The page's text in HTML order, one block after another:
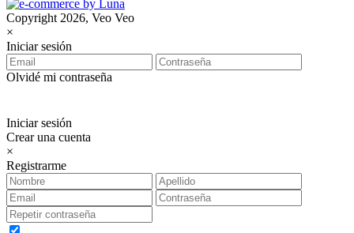
Copyright 2026, Veo Veo
×
Iniciar sesión
Olvidé mi contraseña
Iniciar sesión
Crear una cuenta
×
Registrarme